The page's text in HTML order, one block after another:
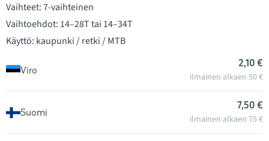
Vaihteet: 7-vaihteinen
Vaihtoehdot: 14–28T tai 14–34T
Käyttö: kaupunki / retki / MTB
Viro
2,10 €
ilmainen alkaen 50 €
Suomi
7,50 €
ilmainen alkaen 75 €